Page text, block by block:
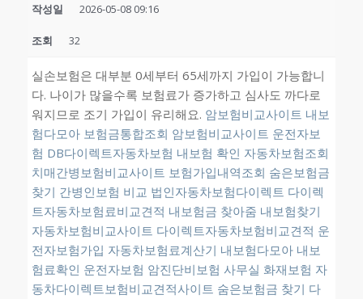
작성일 2026-05-08 09:16
조회 32
실손보험은 대부분 0세부터 65세까지 가입이 가능합니
다. 나이가 많을수록 보험료가 증가하고 심사도 까다로
워지므로 조기 가입이 유리해요. 암보험비교사이트 내보
험다모아 보험금통합조회 암보험비교사이트 운전자보
험 DB다이렉트자동차보험 내보험 확인 자동차보험조회
치매간병보험비교사이트 보험가입내역조회 숨은보험금
찾기 간병인보험 비교 법인자동차보험다이렉트 다이렉
트자동차보험료비교견적 내보험금 찾아줌 내보험찾기
자동차보험비교사이트 다이렉트자동차보험비교견적 운
전자보험가입 자동차보험료계산기 내보험다모아 내보
험료확인 운전자보험 암진단비보험 사무실 화재보험 자
동차다이렉트보험비교견적사이트 숨은보험금 찾기 다